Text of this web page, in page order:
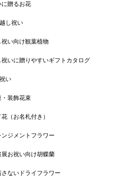
に贈るお花
し祝い
祝い向け観葉植物
祝いに贈りやすいギフトカタログ
い
・装飾花束
（お名札付き）
ジメントフラワー
展お祝い向け胡蝶蘭
ないドライフラワー